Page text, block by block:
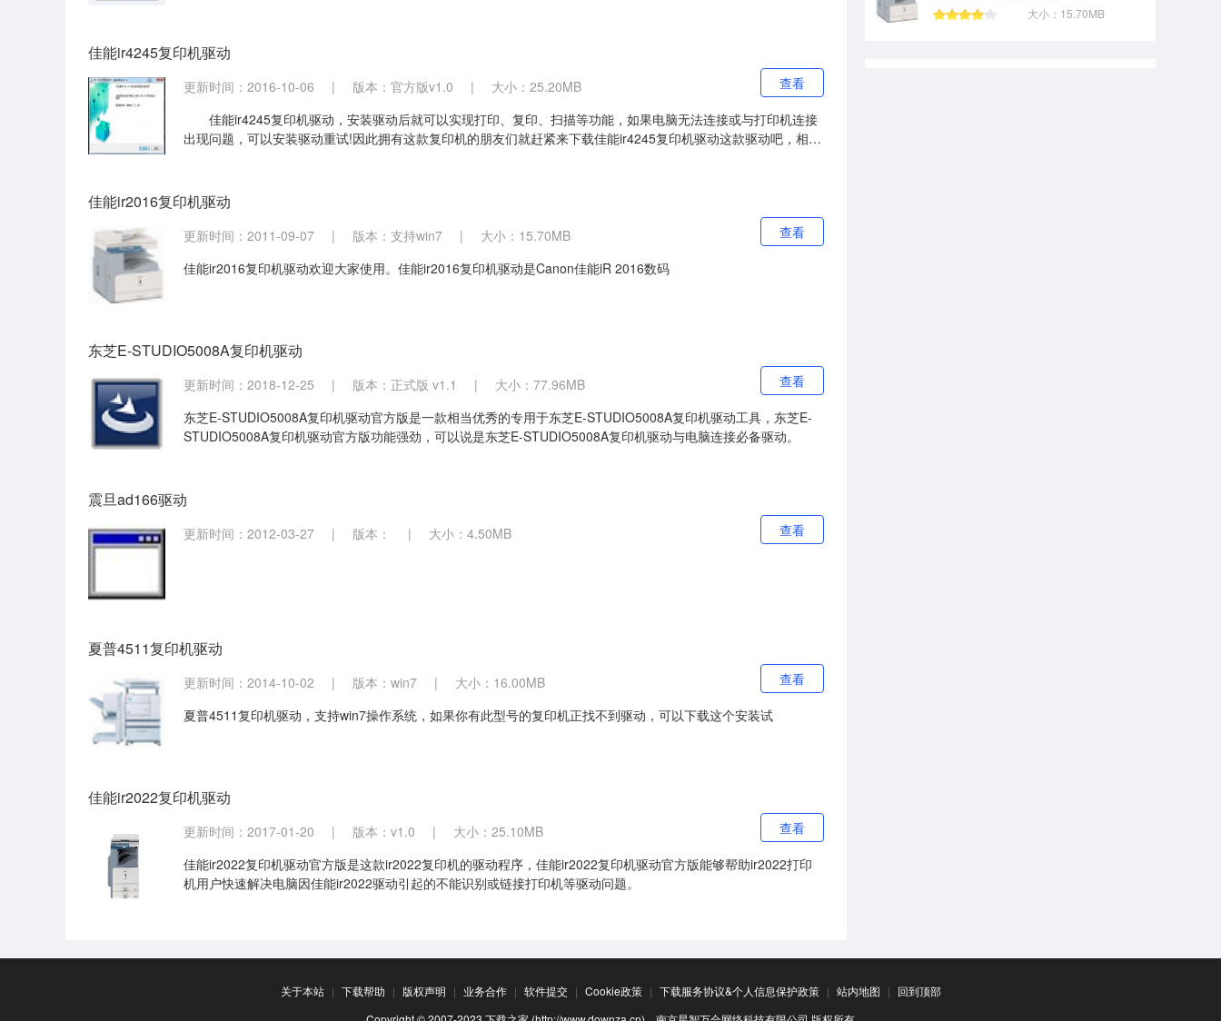
佳能ir4245复印机驱动
更新时间：2016-10-06 | 版本：官方版v1.0 |
大小：25.20MB
佳能ir4245复印机驱动，安装驱动后就可以实现打印、复印、扫描等功能，如果电脑无法连接或与打印机连接
出现问题，可以安装驱动重试!因此拥有这款复印机的朋友们就赶紧来下载佳能ir4245复印机驱动这款驱动吧，相信
查看
佳能ir2016复印机驱动
更新时间：2011-09-07 | 版本：支持win7 |
大小：15.70MB
佳能ir2016复印机驱动欢迎大家使用。佳能ir2016复印机驱动是Canon佳能iR 2016数码
查看
东芝E-STUDIO5008A复印机驱动
更新时间：2018-12-25 | 版本：正式版 v1.1 |
大小：77.96MB
东芝E-STUDIO5008A复印机驱动官方版是一款相当优秀的专用于东芝E-STUDIO5008A复印机驱动工具，东芝E-
STUDIO5008A复印机驱动官方版功能强劲，可以说是东芝E-STUDIO5008A复印机驱动与电脑连接必备驱动。
查看
震旦ad166驱动
更新时间：2012-03-27 | 版本： | 大小：4.50MB 查看
夏普4511复印机驱动
更新时间：2014-10-02 | 版本：win7 |
大小：16.00MB
夏普4511复印机驱动，支持win7操作系统，如果你有此型号的复印机正找不到驱动，可以下载这个安装试
查看
佳能ir2022复印机驱动
更新时间：2017-01-20 | 版本：v1.0 |
大小：25.10MB
佳能ir2022复印机驱动官方版是这款ir2022复印机的驱动程序，佳能ir2022复印机驱动官方版能够帮助ir2022打印
机用户快速解决电脑因佳能ir2022驱动引起的不能识别或链接打印机等驱动问题。
查看
大小：15.70MB
关于本站 | 下载帮助 | 版权声明 | 业务合作 | 软件提交 | Cookie政策 | 下载服务协议&个人信息保护政策 | 站内地图 | 回到顶部